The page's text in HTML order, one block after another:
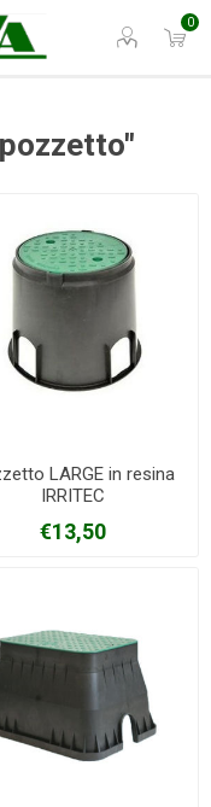
0
LARGE in resina
IRRITEC
€13,50